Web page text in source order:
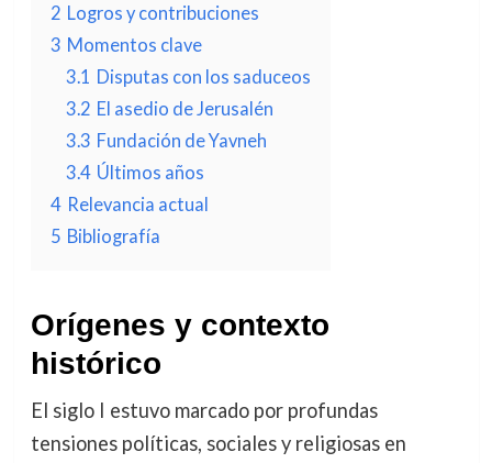
2 Logros y contribuciones
3 Momentos clave
3.1 Disputas con los saduceos
3.2 El asedio de Jerusalén
3.3 Fundación de Yavneh
3.4 Últimos años
4 Relevancia actual
5 Bibliografía
Orígenes y contexto
histórico
El siglo I estuvo marcado por profundas
tensiones políticas, sociales y religiosas en